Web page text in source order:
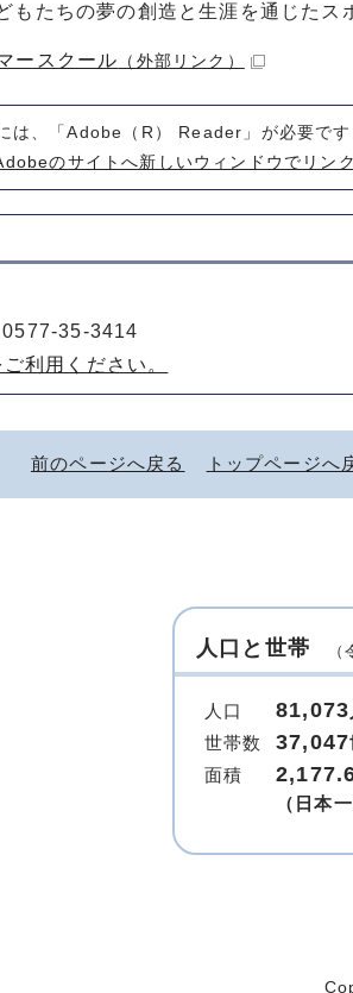
たちの夢の創造と生涯を通じたス
ースクール （外部リンク）
は、「Adobe（R） Reader」が必要で
のサイトへ新しいウィンドウでリンク
35-3414
利用ください。
前のページへ戻る トップページへ
人口と世帯
人口 81,073
世帯数
37,047
面積
（日本